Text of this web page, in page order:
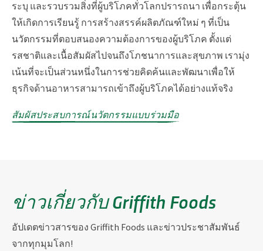
ระบุ และรวบรวมสิ่งที่ผู้บริโภคทั่วโลกปรารถนา เพื่อกระตุ้น
ให้เกิดการเรียนรู้ การสร้างสรรค์ผลิตภัณฑ์ใหม่ ๆ ที่เป็น
นวัตกรรมที่ตอบสนองความต้องการของผู้บริโภค ตั้งแต่
รสชาติและเนื้อสัมผัสไปจนถึงโภชนาการและสุขภาพ เรามุ่ง
เน้นที่จะเป็นส่วนหนึ่งในการช่วยคิดค้นและพัฒนาเพื่อให้
ธุรกิจด้านอาหารสามารถเข้าถึงผู้บริโภคได้อย่างแท้จริง
สัมผัสประสบการณ์นวัตกรรมแบบร่วมมือ
ข่าวเกี่ยวกับ Griffith Foods
อัปเดตข่าวสารของ Griffith Foods และข่าวประชาสัมพันธ์
จากทุกมุมโลก!